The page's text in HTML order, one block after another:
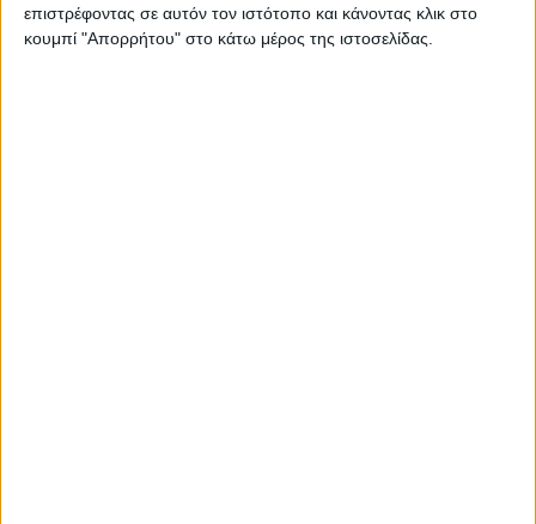
επιστρέφοντας σε αυτόν τον ιστότοπο και κάνοντας κλικ στο
κουμπί "Απορρήτου" στο κάτω μέρος της ιστοσελίδας.
ΠΑΡΟΜΟΙΑ ΑΡΘΡΑ